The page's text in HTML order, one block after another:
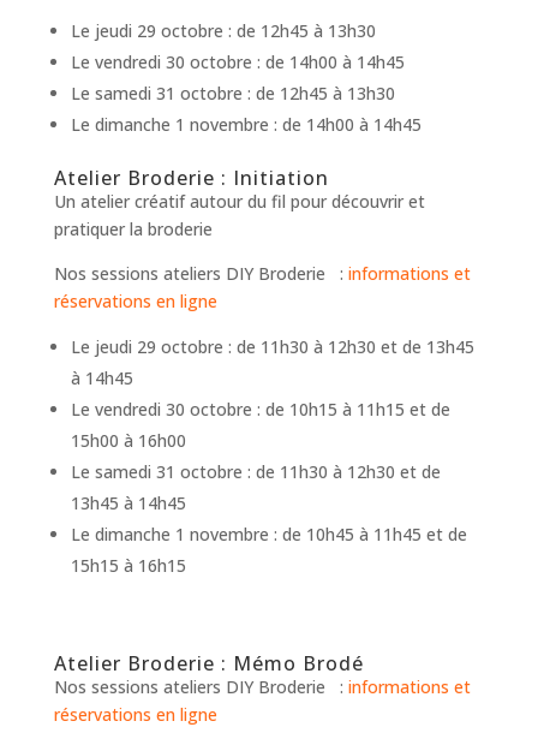
Le jeudi 29 octobre : de 12h45 à 13h30
Le vendredi 30 octobre : de 14h00 à 14h45
Le samedi 31 octobre : de 12h45 à 13h30
Le dimanche 1 novembre : de 14h00 à 14h45
Atelier Broderie : Initiation
Un atelier créatif autour du fil pour découvrir et
pratiquer la broderie
Nos sessions ateliers DIY Broderie : informations et
réservations en ligne
Le jeudi 29 octobre : de 11h30 à 12h30 et de 13h45
à 14h45
Le vendredi 30 octobre : de 10h15 à 11h15 et de
15h00 à 16h00
Le samedi 31 octobre : de 11h30 à 12h30 et de
13h45 à 14h45
Le dimanche 1 novembre : de 10h45 à 11h45 et de
15h15 à 16h15
Atelier Broderie : Mémo Brodé
Nos sessions ateliers DIY Broderie : informations et
réservations en ligne